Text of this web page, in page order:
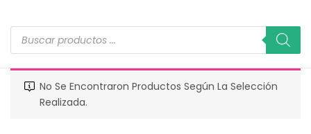
No Se Encontraron Productos Según La Selección
Realizada.